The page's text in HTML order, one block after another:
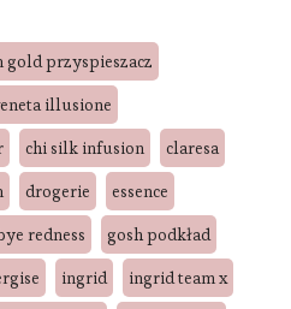
gold przyspieszacz
illusione
chi silk infusion
claresa
drogerie
essence
redness
gosh podkład
ingrid
ingrid team x